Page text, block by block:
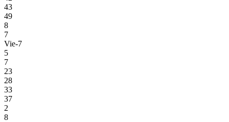
43
49
8
7
Vie-7
5
7
23
28
33
37
2
8